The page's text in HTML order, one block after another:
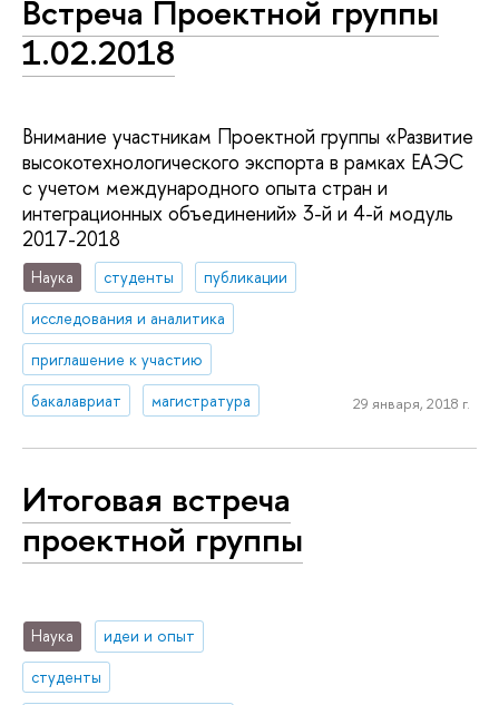
Встреча Проектной группы
1.02.2018
Внимание участникам Проектной группы «Развитие
высокотехнологического экспорта в рамках ЕАЭС
с учетом международного опыта стран и
интеграционных объединений» 3-й и 4-й модуль
2017-2018
Наука студенты
публикации
исследования и аналитика
приглашение к участию
бакалавриат
магистратура 29 января, 2018 г.
Итоговая встреча
проектной группы
Наука
идеи и опыт
студенты